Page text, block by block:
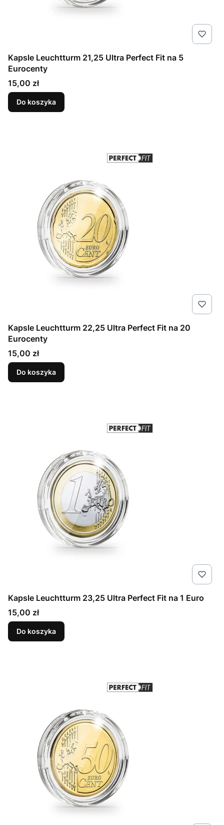
Kapsle Leuchtturm 21,25 Ultra Perfect Fit na 5
Eurocenty
Cena
15,00 zł
Do koszyka
Kapsle Leuchtturm 22,25 Ultra Perfect Fit na 20
Eurocenty
Cena
15,00 zł
Do koszyka
Kapsle Leuchtturm 23,25 Ultra Perfect Fit na 1 Euro
Cena
15,00 zł
Do koszyka